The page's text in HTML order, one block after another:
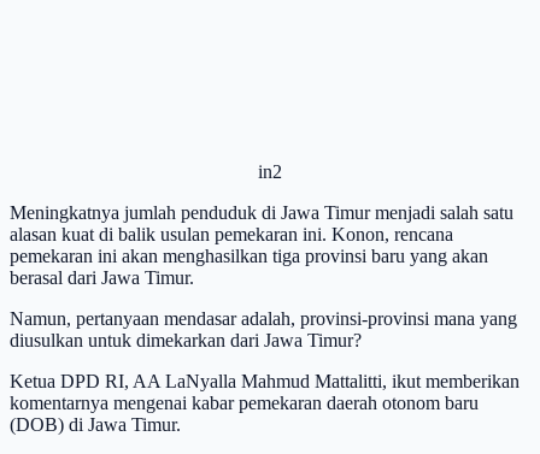
in2
Meningkatnya jumlah penduduk di Jawa Timur menjadi salah satu
alasan kuat di balik usulan pemekaran ini. Konon, rencana
pemekaran ini akan menghasilkan tiga provinsi baru yang akan
berasal dari Jawa Timur.
Namun, pertanyaan mendasar adalah, provinsi-provinsi mana yang
diusulkan untuk dimekarkan dari Jawa Timur?
Ketua DPD RI, AA LaNyalla Mahmud Mattalitti, ikut memberikan
komentarnya mengenai kabar pemekaran daerah otonom baru
(DOB) di Jawa Timur.